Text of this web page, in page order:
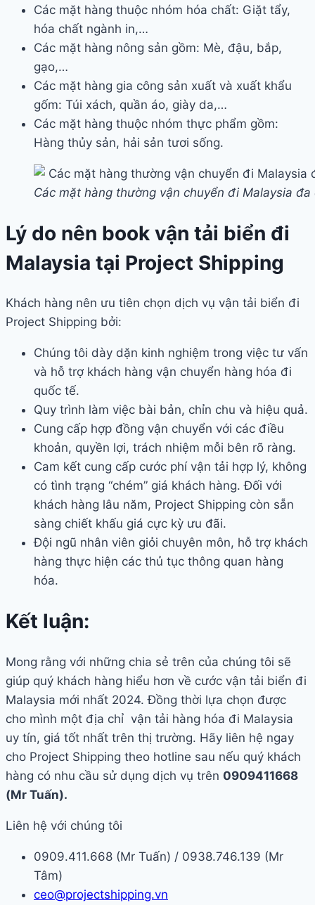
Các mặt hàng thuộc nhóm hóa chất: Giặt tẩy,
hóa chất ngành in,…
Các mặt hàng nông sản gồm: Mè, đậu, bắp,
gạo,…
Các mặt hàng gia công sản xuất và xuất khẩu
gốm: Túi xách, quần áo, giày da,…
Các mặt hàng thuộc nhóm thực phẩm gồm:
Hàng thủy sản, hải sản tươi sống.
Các mặt hàng thường vận chuyển đi Malaysia đa
Lý do nên book vận tải biển đi
Malaysia tại Project Shipping
Khách hàng nên ưu tiên chọn dịch vụ vận tải biển đi
Project Shipping bởi:
Chúng tôi dày dặn kinh nghiệm trong việc tư vấn
và hỗ trợ khách hàng vận chuyển hàng hóa đi
quốc tế.
Quy trình làm việc bài bản, chỉn chu và hiệu quả.
Cung cấp hợp đồng vận chuyển với các điều
khoản, quyền lợi, trách nhiệm mỗi bên rõ ràng.
Cam kết cung cấp cước phí vận tải hợp lý, không
có tình trạng “chém” giá khách hàng. Đối với
khách hàng lâu năm, Project Shipping còn sẵn
sàng chiết khấu giá cực kỳ ưu đãi.
Đội ngũ nhân viên giỏi chuyên môn, hỗ trợ khách
hàng thực hiện các thủ tục thông quan hàng
hóa.
Kết luận:
Mong rằng với những chia sẻ trên của chúng tôi sẽ
giúp quý khách hàng hiểu hơn về cước vận tải biển đi
Malaysia mới nhất 2024. Đồng thời lựa chọn được
cho mình một địa chỉ vận tải hàng hóa đi Malaysia
uy tín, giá tốt nhất trên thị trường. Hãy liên hệ ngay
cho Project Shipping theo hotline sau nếu quý khách
hàng có nhu cầu sử dụng dịch vụ trên 0909411668
(Mr Tuấn).
Liên hệ với chúng tôi
0909.411.668 (Mr Tuấn) / 0938.746.139 (Mr
Tâm)
ceo@projectshipping.vn